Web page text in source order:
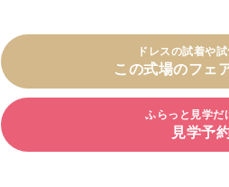
あってプランナーさんに色
できるだけ希望が叶うよう
わりの詰まった式になりま
ドレスの試着や
この式場のフェ
ふらっと見学だ
見学予